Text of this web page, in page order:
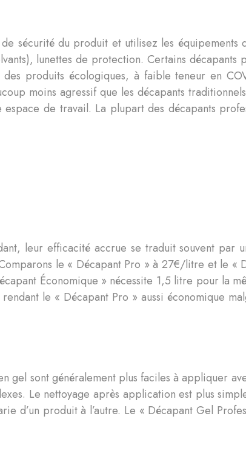
sécurité du produit et utilisez les
lunettes de protection. Certains décapants
produits écologiques, à faible teneur en
moins agressif que les décapants
de travail. La plupart des décapants
leur efficacité accrue se traduit souvent par
le « Décapant Pro » à 27€/litre et le «
Économique » nécessite 1,5 litre pour la
le « Décapant Pro » aussi économique
gel sont généralement plus faciles à appliquer
Le nettoyage après application est plus
d’un produit à l’autre. Le « Décapant Gel